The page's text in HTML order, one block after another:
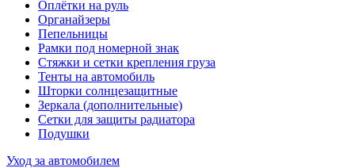
Оплётки на руль
Органайзеры
Пепельницы
Рамки под номерной знак
Стяжки и сетки крепления груза
Тенты на автомобиль
Шторки солнцезащитные
Зеркала (дополнительные)
Сетки для защиты радиатора
Подушки
Уход за автомобилем